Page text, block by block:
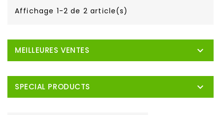
Affichage 1-2 de 2 article(s)
MEILLEURES VENTES 
SPECIAL PRODUCTS 